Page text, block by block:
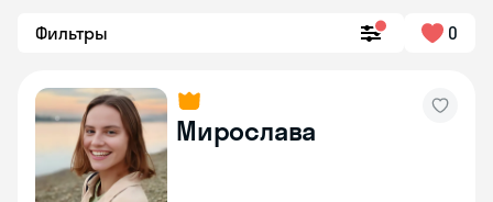
Фильтры 0
Мирослава